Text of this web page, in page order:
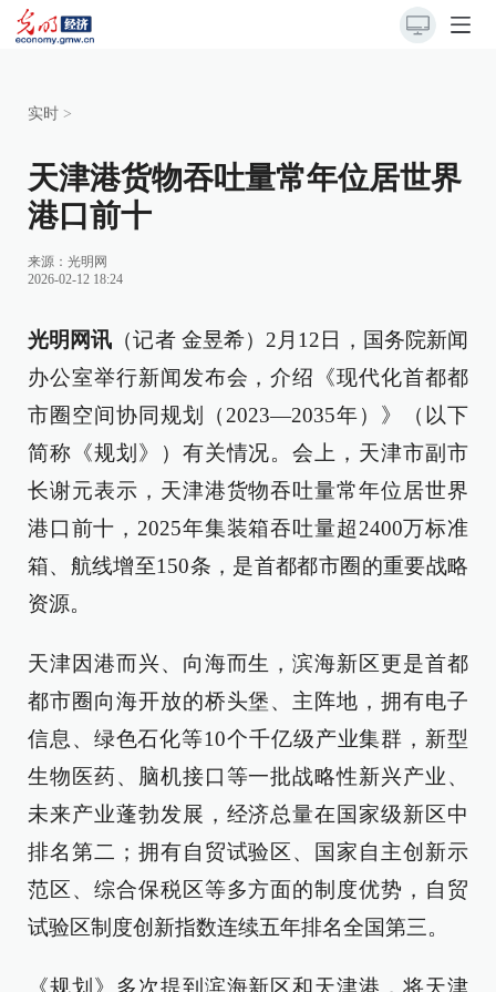
实时 >
天津港货物吞吐量常年位居世界
港口前十
来源： 光明网
2026-02-12 18:24
光明网讯 （记者 金昱希）2月12日，国务院新闻
办公室举行新闻发布会，介绍《现代化首都都
市圈空间协同规划（2023—2035年）》（以下
简称《规划》）有关情况。会上，天津市副市
长谢元表示，天津港货物吞吐量常年位居世界
港口前十，2025年集装箱吞吐量超2400万标准
箱、航线增至150条，是首都都市圈的重要战略
资源。
天津因港而兴、向海而生，滨海新区更是首都
都市圈向海开放的桥头堡、主阵地，拥有电子
信息、绿色石化等10个千亿级产业集群，新型
生物医药、脑机接口等一批战略性新兴产业、
未来产业蓬勃发展，经济总量在国家级新区中
排名第二；拥有自贸试验区、国家自主创新示
范区、综合保税区等多方面的制度优势，自贸
试验区制度创新指数连续五年排名全国第三。
《规划》多次提到滨海新区和天津港，将天津